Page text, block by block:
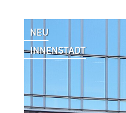
NEU
INNENSTADT